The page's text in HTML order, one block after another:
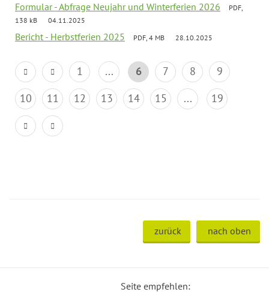
Formular - Abfrage Neujahr und Winterferien 2026
PDF,
138 kB
04.11.2025
Bericht - Herbstferien 2025 PDF, 4 MB 28.10.2025
1 ... 6 7 8
9
10
11 12 13 14 15 ... 19
zurück nach oben
Seite empfehlen: